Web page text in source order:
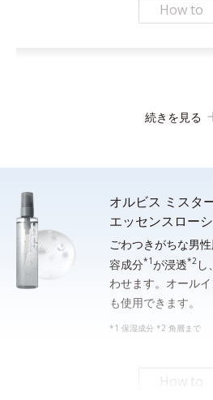
How to
顔全体をぬらします。手のひらに適
たはぬるま湯でよく泡立ててから洗顔
*シェービングフォームとしてご使用になる場合は、
続きを見る
オルビス ミスタ
エッセンスロー
ごわつきがちな男
容成分*1が浸透*2 し
わせます。オール
も使用できます。
*1 保湿成分 *2 角層まで
How to